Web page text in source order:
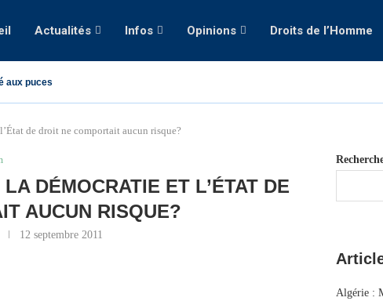
Actualités Infos Opinions Droits de l’Homme
aux puces
de droit ne comportait aucun risque?
DÉMOCRATIE ET L’ÉTAT DE
AUCUN RISQUE?
12 septembre 2011
Algérie :